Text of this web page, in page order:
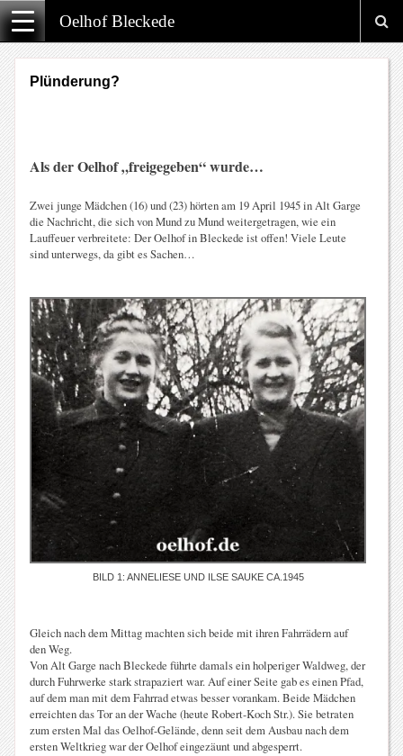
Oelhof Bleckede
Plünderung?
Als der Oelhof „freigegeben“ wurde…
Zwei junge Mädchen (16) und (23) hörten am 19 April 1945 in Alt Garge
die Nachricht, die sich von Mund zu Mund weitergetragen, wie ein
Lauffeuer verbreitete: Der Oelhof in Bleckede ist offen! Viele Leute
sind unterwegs, da gibt es Sachen…
BILD 1: ANNELIESE UND ILSE SAUKE CA.1945
Gleich nach dem Mittag machten sich beide mit ihren Fahrrädern auf
den Weg.
Von Alt Garge nach Bleckede führte damals ein holperiger Waldweg, der
durch Fuhrwerke stark strapaziert war. Auf einer Seite gab es einen Pfad,
auf dem man mit dem Fahrrad etwas besser vorankam. Beide Mädchen
erreichten das Tor an der Wache (heute Robert-Koch Str.). Sie betraten
zum ersten Mal das Oelhof-Gelände, denn seit dem Ausbau nach dem
ersten Weltkrieg war der Oelhof eingezäunt und abgesperrt.